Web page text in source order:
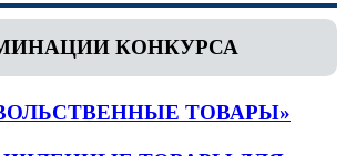
КОНКУРСА
ТОВАРЫ»